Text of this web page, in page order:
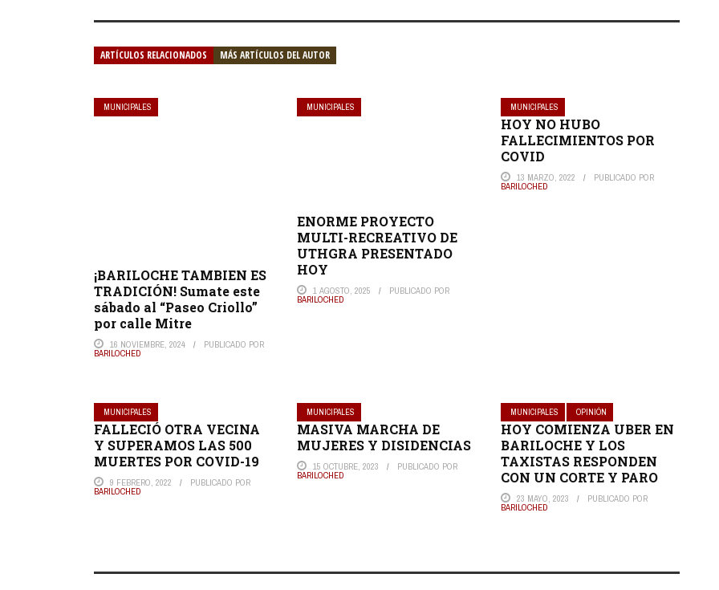
ARTÍCULOS RELACIONADOS MÁS ARTÍCULOS DEL AUTOR
MUNICIPALES
¡BARILOCHE TAMBIEN ES
TRADICIÓN! Sumate este
sábado al “Paseo Criollo”
por calle Mitre
16 NOVIEMBRE, 2024 PUBLICADO POR
BARILOCHED
MUNICIPALES
ENORME PROYECTO
MULTI-RECREATIVO DE
UTHGRA PRESENTADO
HOY
1 AGOSTO, 2025 PUBLICADO POR
BARILOCHED
MUNICIPALES
HOY NO HUBO
FALLECIMIENTOS POR
COVID
13 MARZO, 2022 PUBLICADO POR
BARILOCHED
MUNICIPALES
FALLECIÓ OTRA VECINA
Y SUPERAMOS LAS 500
MUERTES POR COVID-19
9 FEBRERO, 2022 PUBLICADO POR
BARILOCHED
MUNICIPALES
MASIVA MARCHA DE
MUJERES Y DISIDENCIAS
15 OCTUBRE, 2023 PUBLICADO POR
BARILOCHED
MUNICIPALES OPINIÓN
HOY COMIENZA UBER EN
BARILOCHE Y LOS
TAXISTAS RESPONDEN
CON UN CORTE Y PARO
23 MAYO, 2023 PUBLICADO POR
BARILOCHED